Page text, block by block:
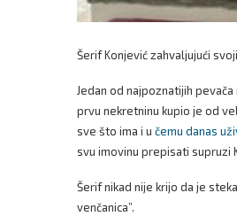
Šerif Konjević zahvaljujući
Jedan od najpoznatijih
prvu nekretninu kupio je od
sve što ima i u čemu danas
svu imovinu prepisati supruzi
Šerif nikad nije krijo da je
venčanica”.